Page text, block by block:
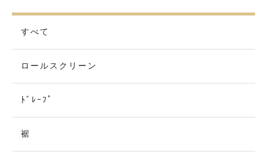
すべて
ロールスクリーン
ﾄﾞﾚｰﾌﾟ
裾